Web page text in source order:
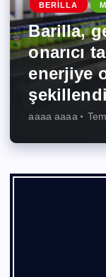
BERILLA
Barilla,
onarıcı
enerjiye
aaaa aaaa